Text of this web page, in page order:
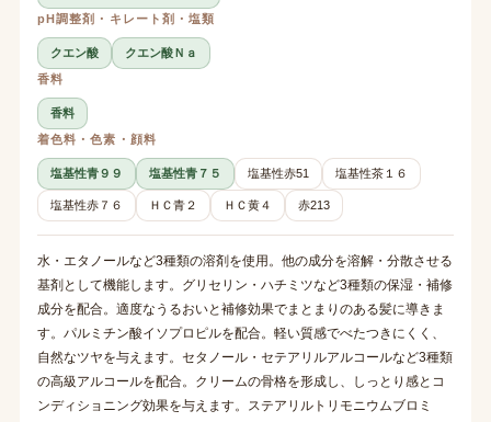
pH調整剤・キレート剤・塩類
クエン酸
クエン酸Ｎａ
香料
香料
着色料・色素・顔料
塩基性青９９ 塩基性青７５ 塩基性赤51 塩基性茶１６
塩基性赤７６ ＨＣ青２ ＨＣ黄４ 赤213
水・エタノールなど3種類の溶剤を使用。他の成分を溶解・分散させる
基剤として機能します。グリセリン・ハチミツなど3種類の保湿・補修
成分を配合。適度なうるおいと補修効果でまとまりのある髪に導きま
す。パルミチン酸イソプロピルを配合。軽い質感でべたつきにくく、
自然なツヤを与えます。セタノール・セテアリルアルコールなど3種類
の高級アルコールを配合。クリームの骨格を形成し、しっとり感とコ
ンディショニング効果を与えます。ステアリルトリモニウムブロミ